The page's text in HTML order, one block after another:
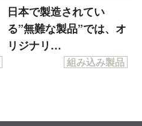
日本で製造されてい
る”無難な製品”では、オ
リジナリ…
組み込み製品